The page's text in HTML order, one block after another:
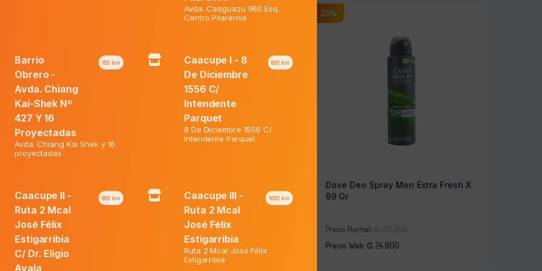
₲35.600El
precio
original
₲30.300El
precio
Precio Normal:₲61.800El
precio
Precio Web:₲49.400 El
precio
35%
Dove Deo Spray Men Extra Fresh X
89 Gr
Precio Normal:
Precio Web: ₲ 24.800El
Avda. Caaguazu 960 Esq.
Centro Pilarense
Barrio
Obrero -
Avda. Chiang
Kai-Shek Nº
427 Y 16
Proyectadas
700 km
Avda. Chiang Kai Shek y 16
proyectadas
Caacupe I - 8
De Diciembre
1556 C/
Intendente
Parquet
800 km
8 De Diciembre 1556 C/
Intendente Parquet
Caacupe II -
Ruta 2 Mcal
José Félix
Estigarribia
C/ Dr. Eligio
Ayala
900 km
Caacupe III -
Ruta 2 Mcal
José Félix
Estigarribia
1000 km
Ruta 2 Mcal José Félix
Estigarribia